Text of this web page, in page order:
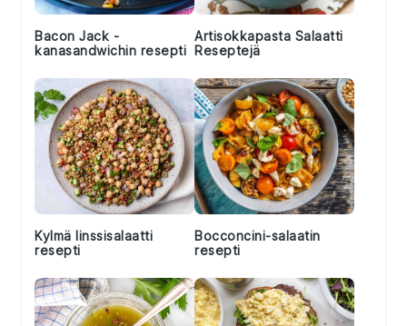
Bacon Jack -
kanasandwichin resepti
Artisokkapasta Salaatti
Reseptejä
Kylmä linssisalaatti
resepti
Bocconcini-salaatin
resepti